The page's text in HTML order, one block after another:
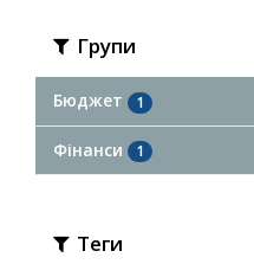
Групи
Бюджет 1
Фінанси 1
Теги